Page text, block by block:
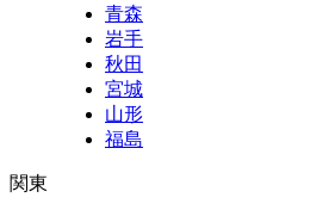
青森
岩手
秋田
宮城
山形
福島
関東